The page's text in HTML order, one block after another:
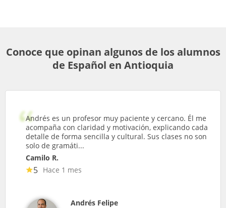
Conoce que opinan algunos de los alumnos
de Español en Antioquia
Andrés es un profesor muy paciente y cercano. Él me
acompaña con claridad y motivación, explicando cada
detalle de forma sencilla y cultural. Sus clases no son
solo de gramáti...
Camilo R.
5 Hace 1 mes
Andrés Felipe